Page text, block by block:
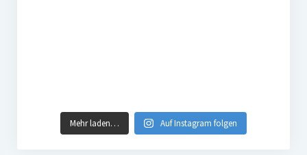
Mehr laden… Auf Instagram folgen